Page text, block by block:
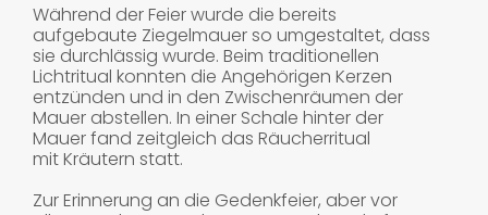
Während der Feier wurde die bereits
aufgebaute Ziegelmauer so umgestaltet, dass
sie durchlässig wurde. Beim traditionellen
Lichtritual konnten die Angehörigen Kerzen
entzünden und in den Zwischenräumen der
Mauer abstellen. In einer Schale hinter der
Mauer fand zeitgleich das Räucherritual
mit Kräutern statt.
Zur Erinnerung an die Gedenkfeier, aber vor